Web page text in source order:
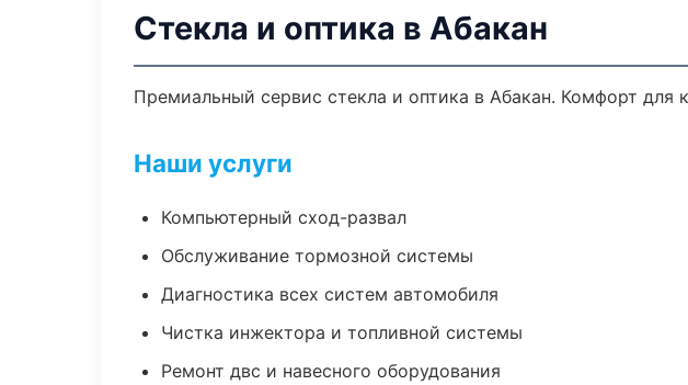
Стекла и оптика в Абакан
Премиальный сервис стекла и оптика в Абакан. Комфорт для
Наши услуги
Компьютерный сход-развал
Обслуживание тормозной системы
Диагностика всех систем автомобиля
Чистка инжектора и топливной системы
Ремонт двс и навесного оборудования